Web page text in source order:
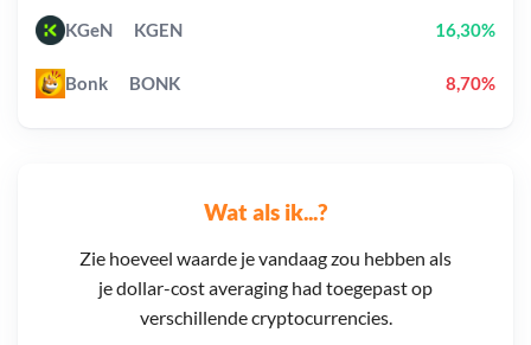
Wat als ik...?
Zie hoeveel waarde je vandaag zou hebben als
je dollar-cost averaging had toegepast op
verschillende cryptocurrencies.
KGeN KGEN 16,30%
Bonk BONK 8,70%